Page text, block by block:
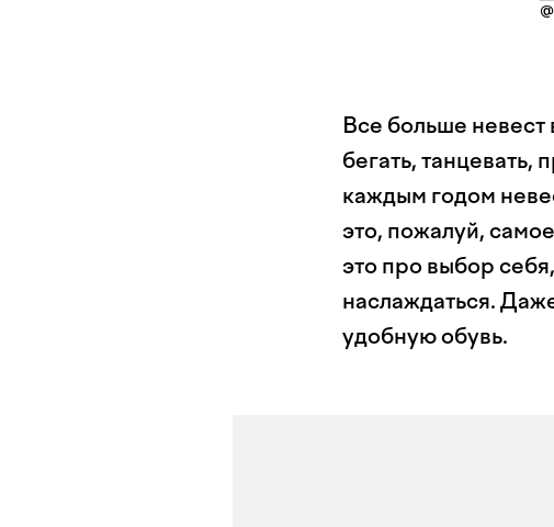
Все больше
бегать, танцевать,
каждым годом
это, пожалуй,
это про выбор
наслаждаться.
удобную обувь.